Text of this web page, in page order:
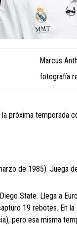
Marcus
fotografía
próxima temporada
de 1985). Juega
State. Llega a
19 rebotes. En
pero esa misma